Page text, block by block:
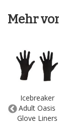
Mehr
Icebreaker
Adult Oasis
Glove Liners